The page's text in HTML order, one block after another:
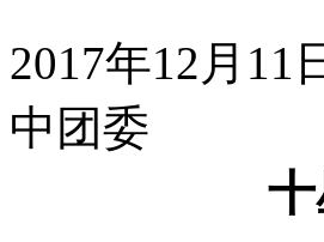
2017年12月11
中团委